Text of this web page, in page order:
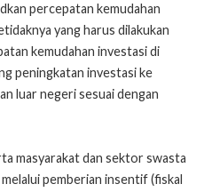
percepatan kemudahan
yang harus dilakukan
kemudahan investasi di
peningkatan investasi ke
luar negeri sesuai dengan
masyarakat dan sektor swasta
pemberian insentif (fiskal